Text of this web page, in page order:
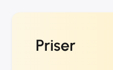
Priser